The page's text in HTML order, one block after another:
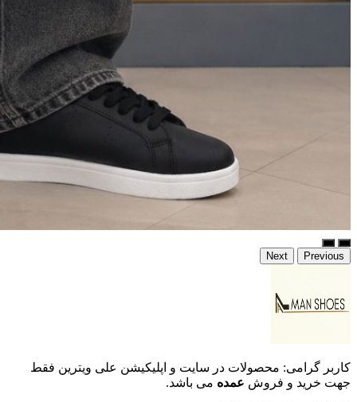
Previous
Next
کاربر گرامی: محصولات در سایت و اپلیکیشن علی ویترین فقط
جهت خرید و فروش عمده می باشد.